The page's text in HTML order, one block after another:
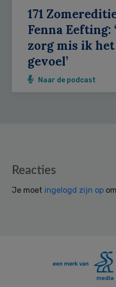
171
Fenna Eefting:
zorg mis ik
gevoel’
Naar de podcast
Reader
Reacties
Je moet ingelogd zijn op